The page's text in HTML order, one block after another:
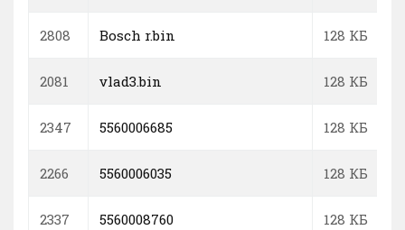
2808 Bosch r.bin 128 КБ
2081 vlad3.bin 128 КБ
2347 5560006685 128 КБ
2266 5560006035 128 КБ
2337 5560008760 128 КБ